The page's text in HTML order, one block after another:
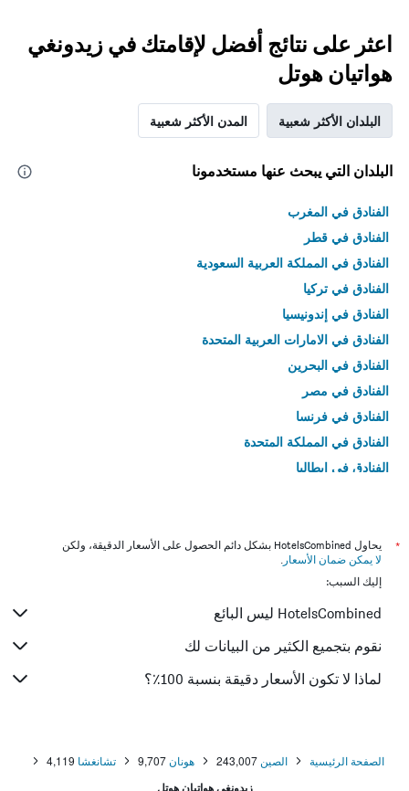
اعثر على نتائج أفضل لإقامتك في زيدونغي
هواتيان هوتل
البلدان الأكثر شعبية المدن الأكثر شعبية
البلدان التي يبحث عنها مستخدمونا
الفنادق في المغرب
الفنادق في قطر
الفنادق في المملكة العربية السعودية
الفنادق في تركيا
الفنادق في إندونيسيا
الفنادق في الامارات العربية المتحدة
الفنادق في البحرين
الفنادق في مصر
الفنادق في فرنسا
الفنادق في المملكة المتحدة
الفنادق في إيطاليا
*
يحاول HotelsCombined بشكل دائم الحصول على الأسعار الدقيقة، ولكن
لا يمكن ضمان الأسعار .
إليك السبب:
HotelsCombined ليس البائع
نقوم بتجميع الكثير من البيانات لك
لماذا لا تكون الأسعار دقيقة بنسبة 100٪؟
الصفحة الرئيسية الصين 243,007 هونان9,707 تشانغشا 4,119
زيدونغي هواتيان هوتل